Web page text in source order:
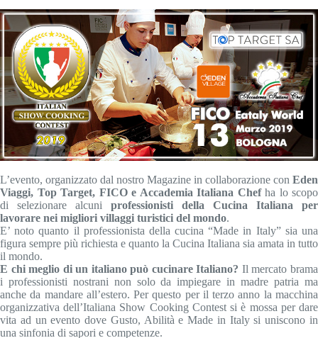
L’evento, organizzato dal nostro Magazine in collaborazione con Eden
Viaggi, Top Target, FICO e Accademia Italiana Chefha lo scopo
di selezionare alcuni professionisti della Cucina Italiana per
lavorare nei migliori villaggi turistici del mondo.
E’ noto quanto il professionista della cucina “Made in Italy” sia una
figura sempre più richiesta e quanto la Cucina Italiana sia amata in tutto
il mondo.
E chi meglio di un italiano può cucinare Italiano? Il mercato brama
i professionisti nostrani non solo da impiegare in madre patria ma
anche da mandare all’estero. Per questo per il terzo anno la macchina
organizzativa dell’Italiana Show Cooking Contest si è mossa per dare
vita ad un evento dove Gusto, Abilità e Made in Italy si uniscono in
una sinfonia di sapori e competenze.